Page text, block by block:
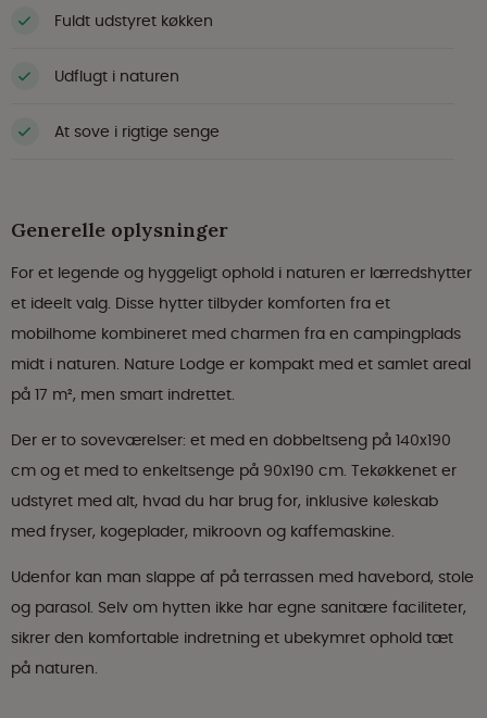
Fuldt udstyret køkken
Udflugt i naturen
At sove i rigtige senge
Generelle oplysninger
For et legende og hyggeligt ophold i naturen er lærredshytter
et ideelt valg. Disse hytter tilbyder komforten fra et
mobilhome kombineret med charmen fra en campingplads
midt i naturen. Nature Lodge er kompakt med et samlet areal
på 17 m², men smart indrettet.
Der er to soveværelser: et med en dobbeltseng på 140x190
cm og et med to enkeltsenge på 90x190 cm. Tekøkkenet er
udstyret med alt, hvad du har brug for, inklusive køleskab
med fryser, kogeplader, mikroovn og kaffemaskine.
Udenfor kan man slappe af på terrassen med havebord, stole
og parasol. Selv om hytten ikke har egne sanitære faciliteter,
sikrer den komfortable indretning et ubekymret ophold tæt
på naturen.